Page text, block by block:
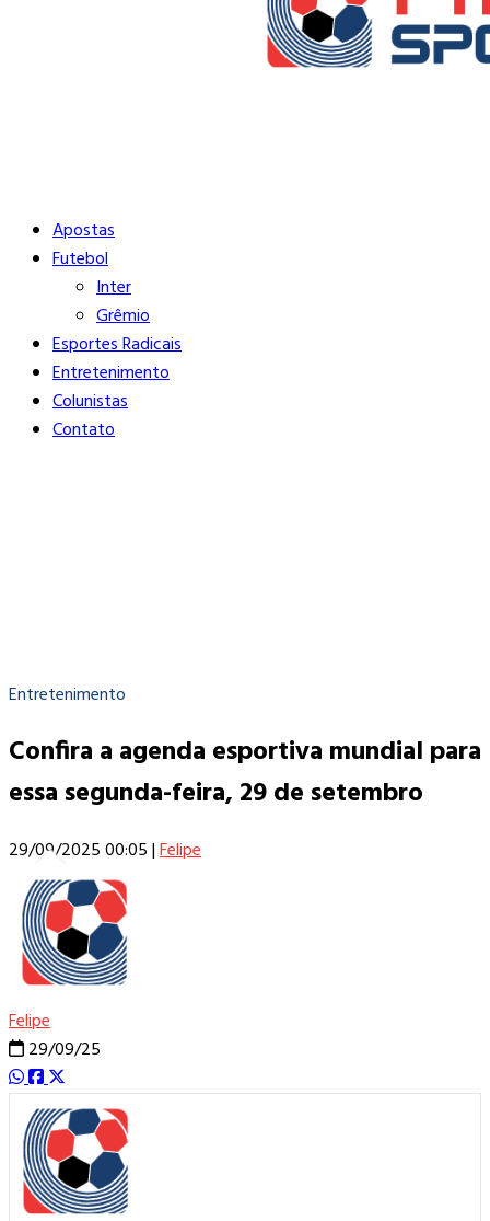
Apostas
Futebol
Inter
Grêmio
Esportes Radicais
Entretenimento
Colunistas
Contato
Entretenimento
Confira a agenda esportiva mundial para
essa segunda-feira, 29 de setembro
29/09/2025 00:05|Felipe
Felipe
29/09/25